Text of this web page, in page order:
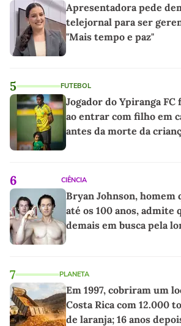
Apresentadora pede
telejornal para ser
"Mais tempo e paz"
5 FUTEBOL
Jogador do Ypiranga FC
ao entrar com filho em
antes da morte da
6 CIÊNCIA
Bryan Johnson, homem
até os 100 anos, admite
demais em busca pela
7 PLANETA
Em 1997, cobriram um
Costa Rica com 12.000
de laranja; 16 anos